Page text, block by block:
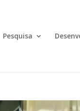
Pesquisa